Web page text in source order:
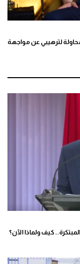
لترهيبي عن مواجهة
بدون التمويلات المبتكرة.. كيف ولماذا الآن؟